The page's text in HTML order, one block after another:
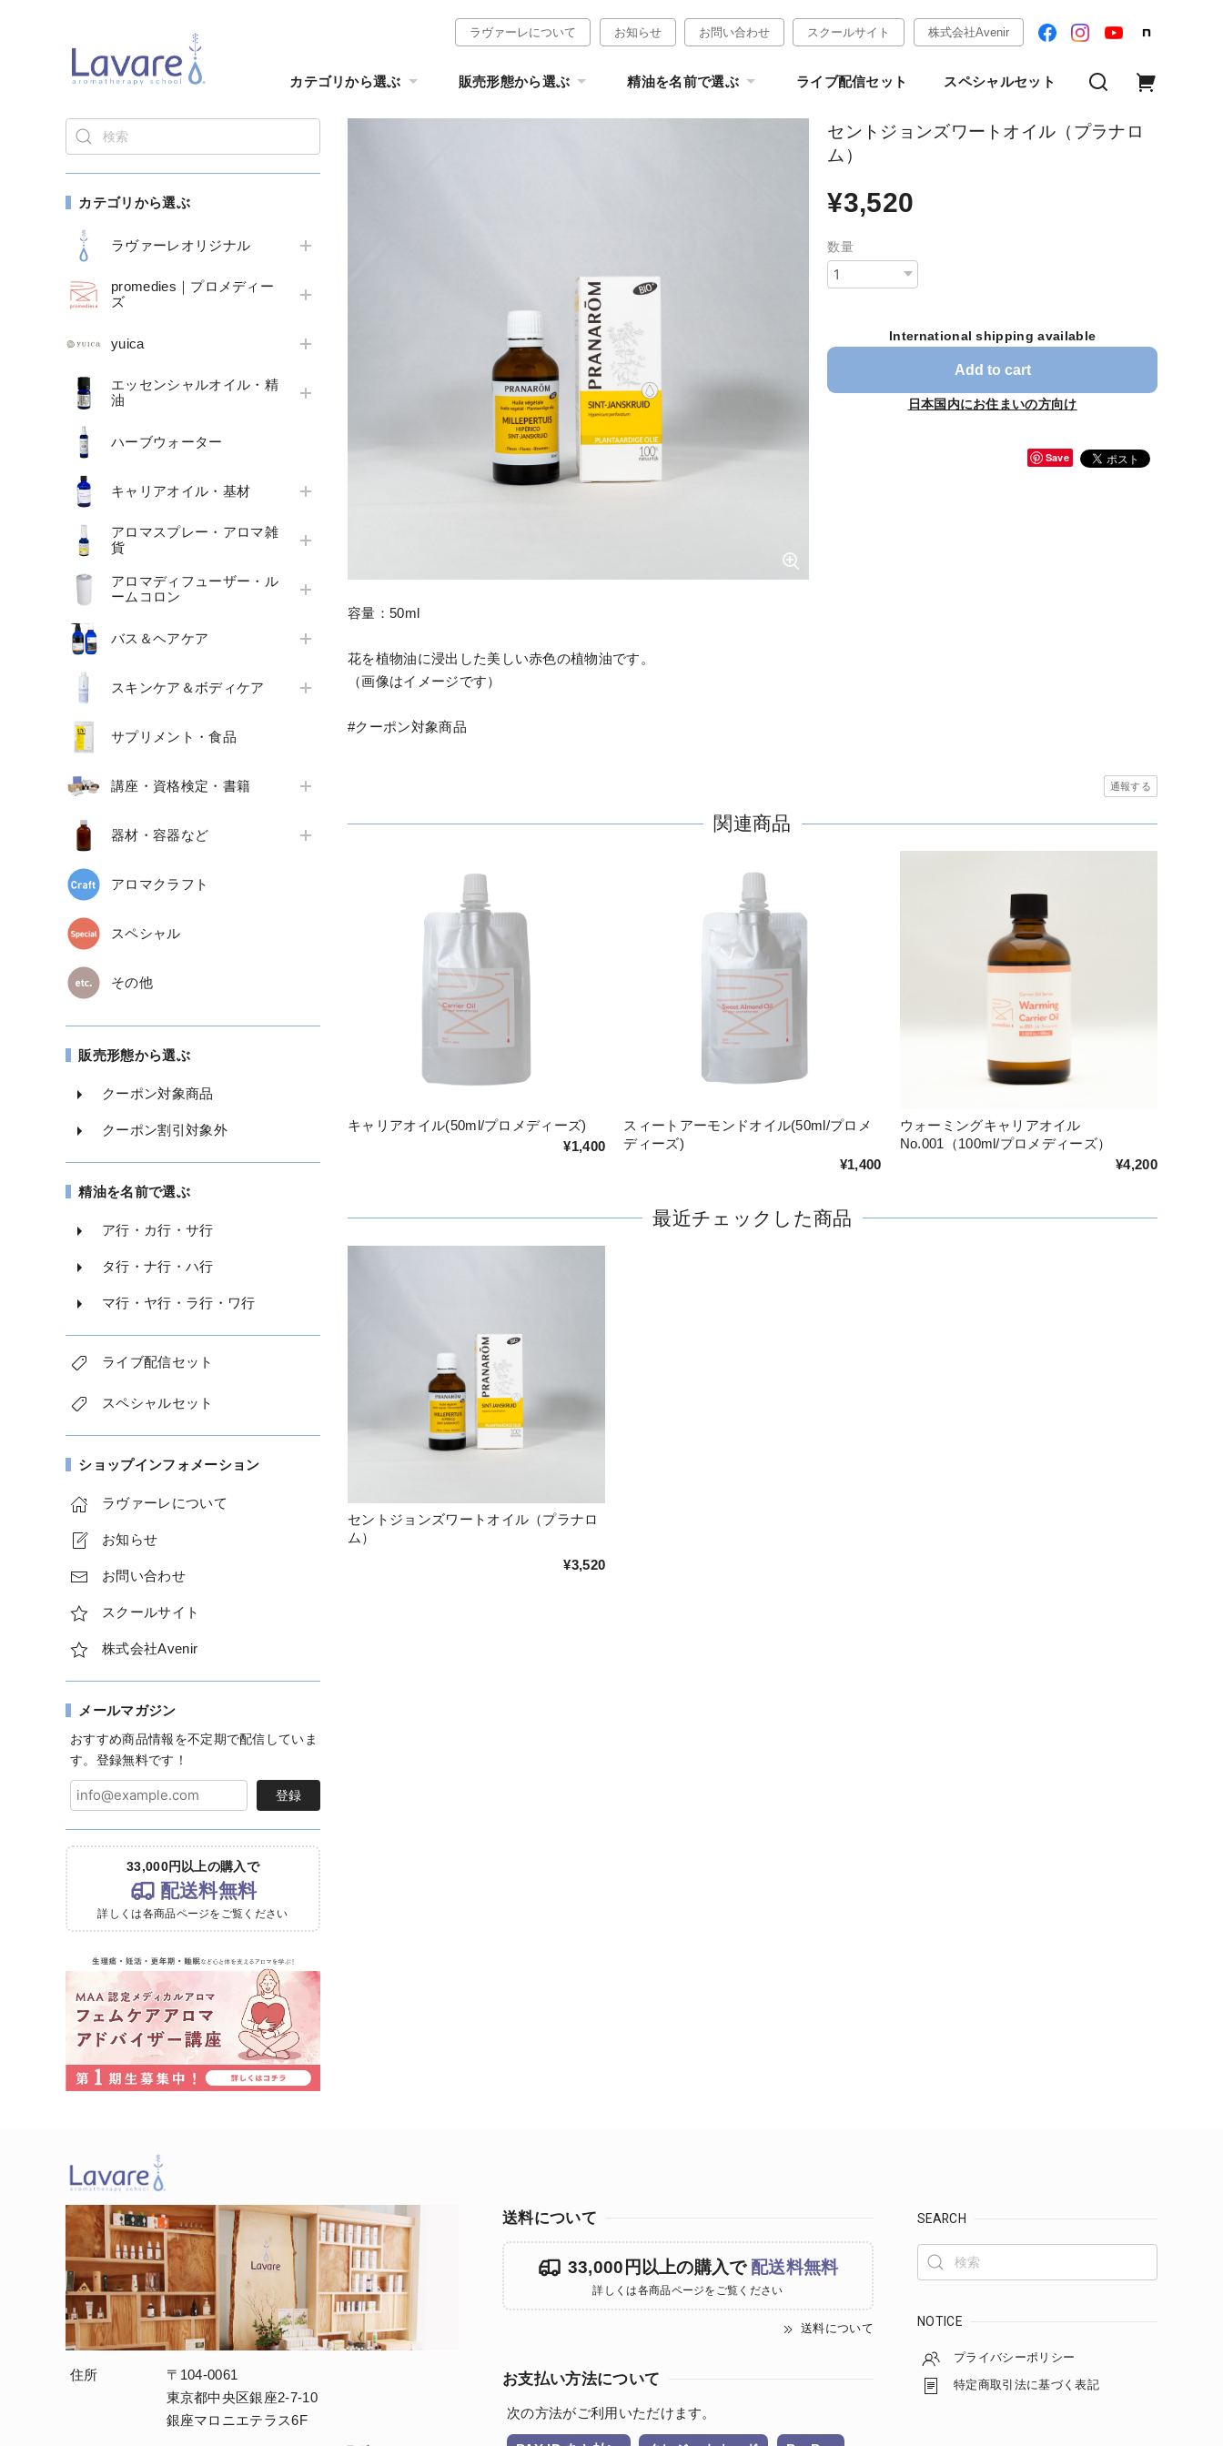
ラヴァーレについて お知らせ お問い合わせ スクールサイト 株式会社Avenir
カテゴリから選ぶ 販売形態から選ぶ 精油を名前で選ぶ ライブ配信セット スペシャルセット
カテゴリから選ぶ
ラヴァーレオリジナル
promedies｜プロメディー
ズ
yuica
エッセンシャルオイル・精
油
ハーブウォーター
キャリアオイル・基材
アロマスプレー・アロマ雑
貨
アロマディフューザー・ル
ームコロン
バス＆ヘアケア
スキンケア＆ボディケア
サプリメント・食品
講座・資格検定・書籍
器材・容器など
アロマクラフト
スペシャル
その他
販売形態から選ぶ
クーポン対象商品
クーポン割引対象外
精油を名前で選ぶ
ア行・カ行・サ行
タ行・ナ行・ハ行
マ行・ヤ行・ラ行・ワ行
ライブ配信セット
スペシャルセット
ショップインフォメーション
ラヴァーレについて
お知らせ
お問い合わせ
スクールサイト
株式会社Avenir
メールマガジン
おすすめ商品情報を不定期で配信していま
す。登録無料です！
登録
33,000円以上の購入で
配送料無料
詳しくは各商品ページをご覧ください
セントジョンズワートオイル（プラナロ
ム）
¥3,520
数量
International shipping available
Add to cart
日本国内にお住まいの方向け
Save
容量：50ml
花を植物油に浸出した美しい赤色の植物油です。
（画像はイメージです）
#クーポン対象商品
通報する
関連商品
キャリアオイル(50ml/プロメディーズ)
¥1,400
スィートアーモンドオイル(50ml/プロメ
ディーズ)
¥1,400
ウォーミングキャリアオイル
No.001（100ml/プロメディーズ）
¥4,200
最近チェックした商品
セントジョンズワートオイル（プラナロ
ム）
¥3,520
住所
〒104-0061
東京都中央区銀座2-7-10
銀座マロニエテラス6F
送料について
33,000円以上の購入で 配送料無料
詳しくは各商品ページをご覧ください
送料について
お支払い方法について
次の方法がご利用いただけます。
SEARCH
NOTICE
プライバシーポリシー
特定商取引法に基づく表記